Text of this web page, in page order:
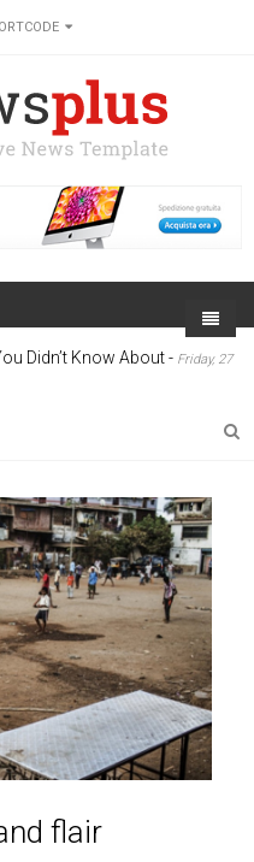
Didn’t Know About- Friday, 27
flair